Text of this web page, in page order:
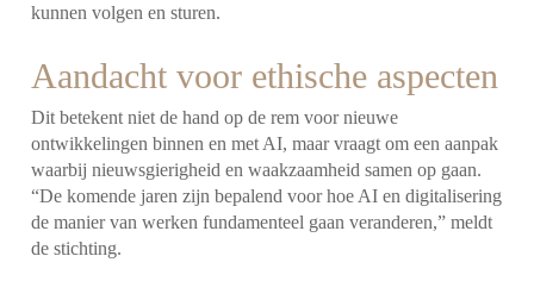
kunnen volgen en sturen.
Aandacht voor ethische aspecten
Dit betekent niet de hand op de rem voor nieuwe
ontwikkelingen binnen en met AI, maar vraagt om een aanpak
waarbij nieuwsgierigheid en waakzaamheid samen op gaan.
“De komende jaren zijn bepalend voor hoe AI en digitalisering
de manier van werken fundamenteel gaan veranderen,” meldt
de stichting.